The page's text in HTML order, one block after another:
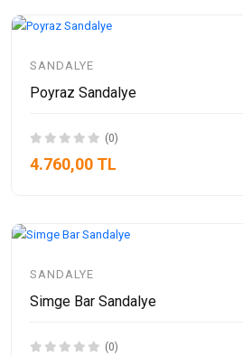
SANDALYE
Poyraz Sandalye
(0)
4.760,00 TL
SANDALYE
Simge Bar Sandalye
(0)